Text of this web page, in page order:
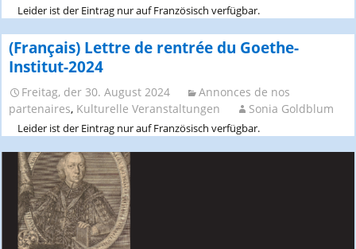
Leider ist der Eintrag nur auf Französisch verfügbar.
(Français) Lettre de rentrée du Goethe-
Institut-2024
Freitag, der 30. August 2024
Annonces de nos
partenaires, Kulturelle Veranstaltungen Sonia Goldblum
Leider ist der Eintrag nur auf Französisch verfügbar.